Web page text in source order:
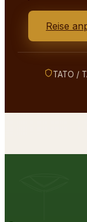
Reise
TATO /